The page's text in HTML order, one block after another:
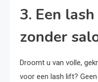
3. Een
zonder
Droomt u van volle,
voor een lash lift?